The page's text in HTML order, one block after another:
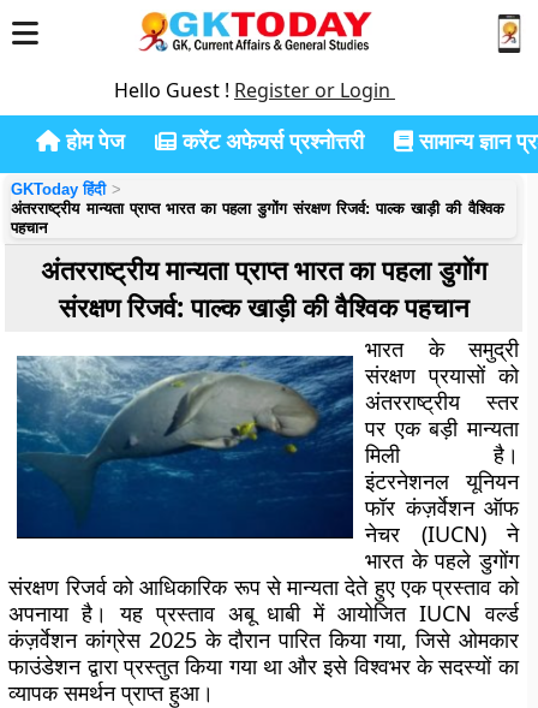
Hello Guest ! Register or Login
होम पेज करेंट अफेयर्स प्रश्नोत्तरी सामान्य ज्ञान
GKToday हिंदी
अंतरराष्ट्रीय मान्यता प्राप्त भारत का पहला डुगोंग संरक्षण रिजर्व: पाल्क खाड़ी की वैश्विक
पहचान
अंतरराष्ट्रीय मान्यता प्राप्त भारत का पहला डुगोंग
संरक्षण रिजर्व: पाल्क खाड़ी की वैश्विक पहचान
भारत के समुद्री
संरक्षण प्रयासों को
अंतरराष्ट्रीय स्तर
पर एक बड़ी मान्यता
मिली है।
इंटरनेशनल यूनियन
फॉर कंज़र्वेशन ऑफ
नेचर (IUCN) ने
भारत के पहलेडुगोंग
संरक्षण रिजर्वको आधिकारिक रूप से मान्यता देते हुए एक प्रस्ताव को
अपनाया है। यह प्रस्ताव अबू धाबी में आयोजित IUCN वर्ल्ड
कंज़र्वेशन कांग्रेस 2025के दौरान पारित किया गया, जिसे ओमकार
फाउंडेशन द्वारा प्रस्तुत किया गया था और इसे विश्वभर के सदस्यों का
व्यापक समर्थन प्राप्त हुआ।